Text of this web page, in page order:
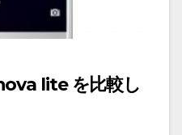
lite を比較し